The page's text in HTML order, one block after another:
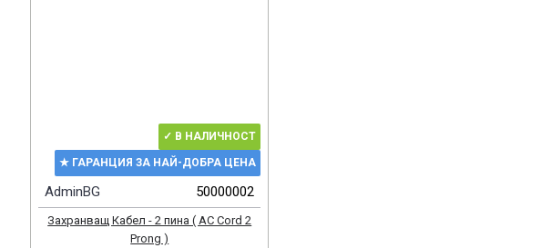
✓ В НАЛИЧНОСТ
★ ГАРАНЦИЯ ЗА НАЙ-ДОБРА ЦЕНА
AdminBG 50000002
Захранващ Кабел - 2 пина ( AC Cord 2
Prong )